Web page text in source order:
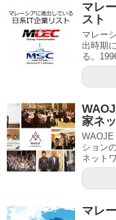
マレ
スト
マレー
出時期
る。
家ネ
WAOJE
ション
ネット
マレ